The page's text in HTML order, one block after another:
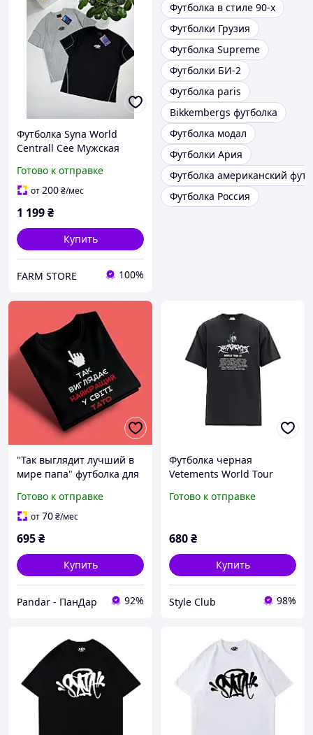
Футболка Syna World
Centrall Cee Мужская
Рефлективная футболка
syna world
Готово к отправке
от200₴/мес
1 199₴
Купить
FARM STORE 100%
Футболка в стиле 90-х
Футболки Грузия
Футболка Supreme
Футболки БИ-2
Футболка paris
Bikkembergs футболка
Футболка модал
Футболки Ария
Футболка американский
Футболка Россия
"Так выглядит лучший в
мире папа" футболка для
Готово к отправке
от70₴/мес
695₴
Купить
Pandar - ПанДар 92%
Футболка черная
Vetements World Tour
мужская | женская |
Готово к отправке
680₴
Купить
Style Club 98%